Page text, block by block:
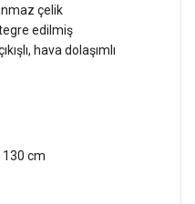
çelik
edilmiş
hava dolaşımlı
130 cm